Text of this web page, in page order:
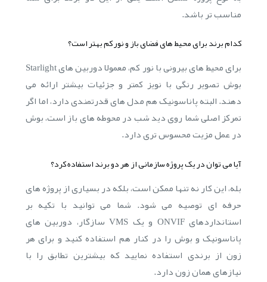
مناسب تر باشد.
کدام برند برای محیط های فضای باز و نور کم بهتر است؟
برای محیط های بیرونی با نور کم، معمولا دوربین های Starlight
بوش تصویر رنگی با نویز کمتر و جزئیات بیشتر ارائه می
دهند. البته پاناسونیک هم مدل های قدرتمندی دارد، اما اگر
تمرکز اصلی شما روی دید شب در محوطه های باز است، بوش
در عمل مزیت محسوس تری دارد.
آیا می توان در یک پروژه سازمانی از هر دو برند استفاده کرد؟
بله، این کار نه تنها ممکن است، بلکه در بسیاری از پروژه های
حرفه ای توصیه می شود. شما می توانید با تکیه بر
استانداردهای ONVIF و یک VMS سازگار، دوربین های
پاناسونیک و بوش را در کنار هم استفاده کنید و برای هر
زون از برندی استفاده نمایید که بیشترین تطابق را با
نیازهای همان زون دارد.